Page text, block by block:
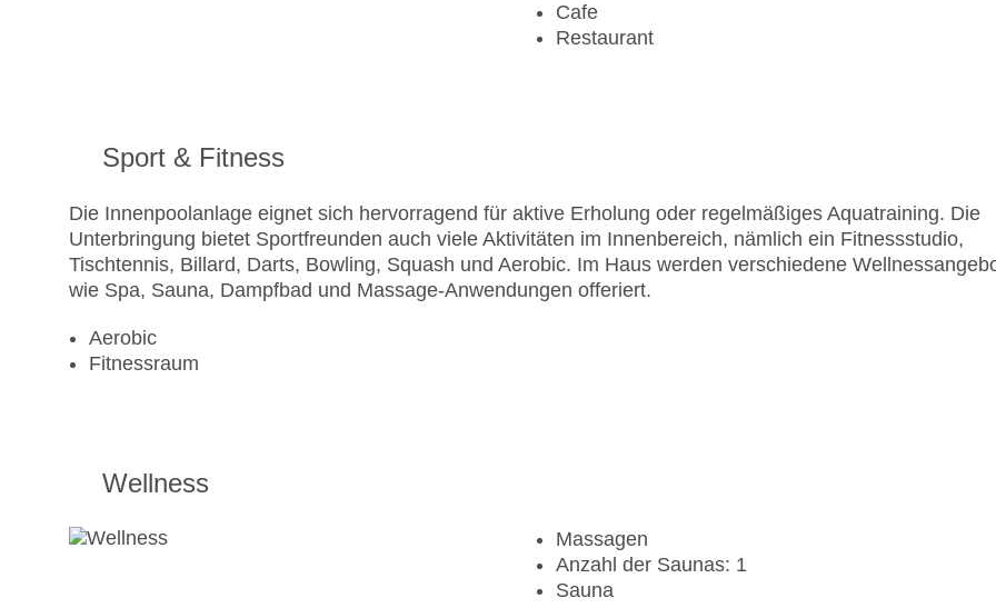
Cafe
Restaurant
Sport & Fitness
Die Innenpoolanlage eignet sich hervorragend für aktive Erholung oder regelmäßiges Aquatraining. Die
Unterbringung bietet Sportfreunden auch viele Aktivitäten im Innenbereich, nämlich ein Fitnessstudio,
Tischtennis, Billard, Darts, Bowling, Squash und Aerobic. Im Haus werden verschiedene
wie Spa, Sauna, Dampfbad und Massage-Anwendungen offeriert.
Aerobic
Fitnessraum
Wellness
Massagen
Anzahl der Saunas: 1
Sauna